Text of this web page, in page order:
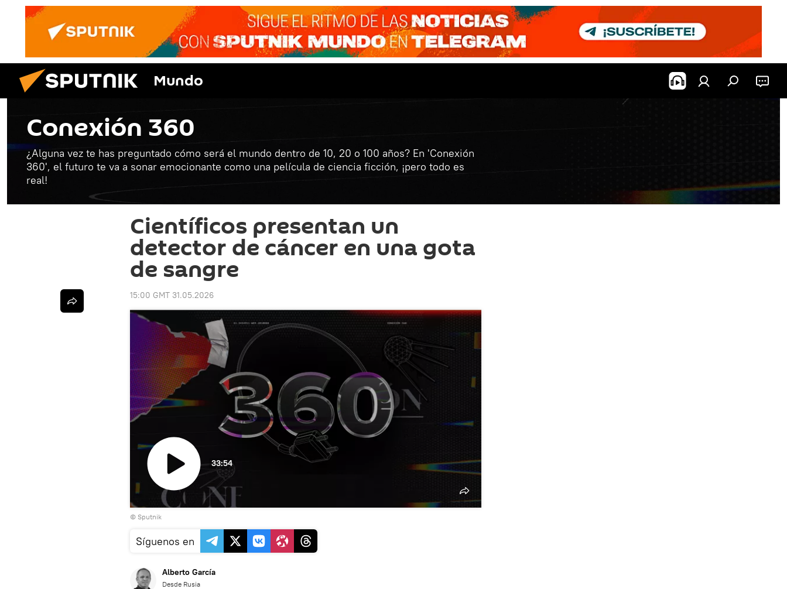
Mundo
Conexión 360
¿Alguna vez te has preguntado cómo será el mundo dentro de 10, 20 o 100 años? En 'Conexión
360', el futuro te va a sonar emocionante como una película de ciencia ficción, ¡pero todo es
real!
Científicos presentan un
detector de cáncer en una gota
de sangre
15:00 GMT 31.05.2026
Reproducir
33:54
© Sputnik
Síguenos en
Alberto García
Desde Rusia